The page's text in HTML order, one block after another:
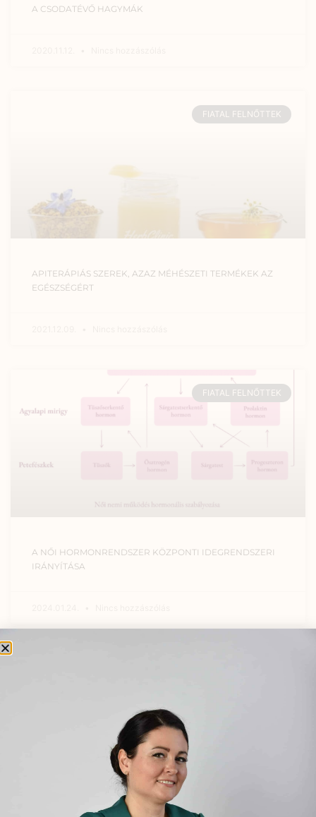
A CSODATÉVŐ HAGYMÁK
FIATAL FELNŐTTEK
APITERÁPIÁS SZEREK, AZAZ MÉHÉSZETI TERMÉKEK AZ
EGÉSZSÉGÉRT
FIATAL FELNŐTTEK
A NŐI HORMONRENDSZER KÖZPONTI IDEGRENDSZERI
IRÁNYÍTÁSA